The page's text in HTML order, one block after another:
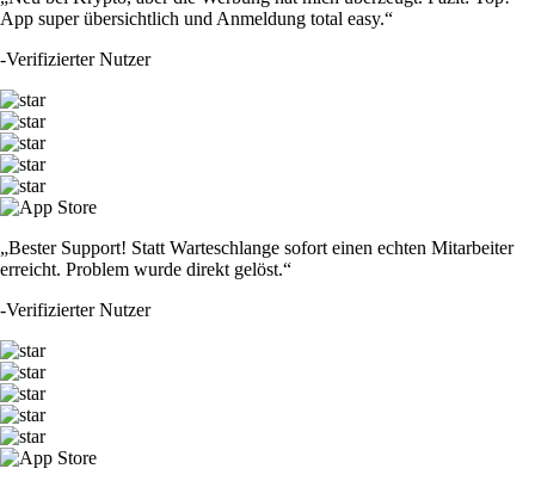
App super übersichtlich und Anmeldung total easy.“
-Verifizierter Nutzer
„Bester Support! Statt Warteschlange sofort einen echten Mitarbeiter
erreicht. Problem wurde direkt gelöst.“
-Verifizierter Nutzer